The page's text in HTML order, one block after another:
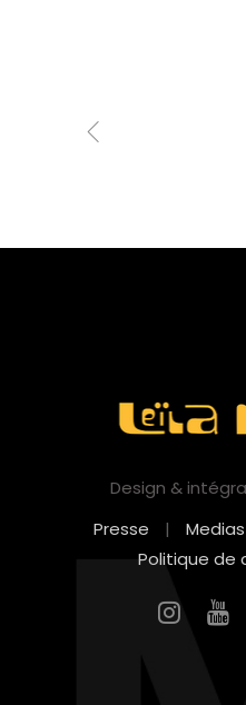
Design &
Presse
| Medias
Politique de